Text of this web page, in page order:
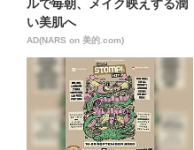
ルで毎朝、メイク映えする潤
い美肌へ
AD(NARS on 美的.com)